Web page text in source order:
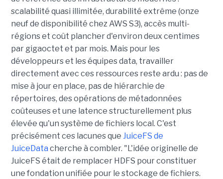
scalabilité quasi illimitée, durabilité extrême (onze
neuf de disponibilité chez AWS S3), accès multi-
régions et coût plancher d'environ deux centimes
par gigaoctet et par mois. Mais pour les
développeurs et les équipes data, travailler
directement avec ces ressources reste ardu : pas de
mise à jour en place, pas de hiérarchie de
répertoires, des opérations de métadonnées
coûteuses et une latence structurellement plus
élevée qu'un système de fichiers local. C'est
précisément ces lacunes que JuiceFS de
JuiceData cherche à combler. "L'idée originelle de
JuiceFS était de remplacer HDFS pour constituer
une fondation unifiée pour le stockage de fichiers.